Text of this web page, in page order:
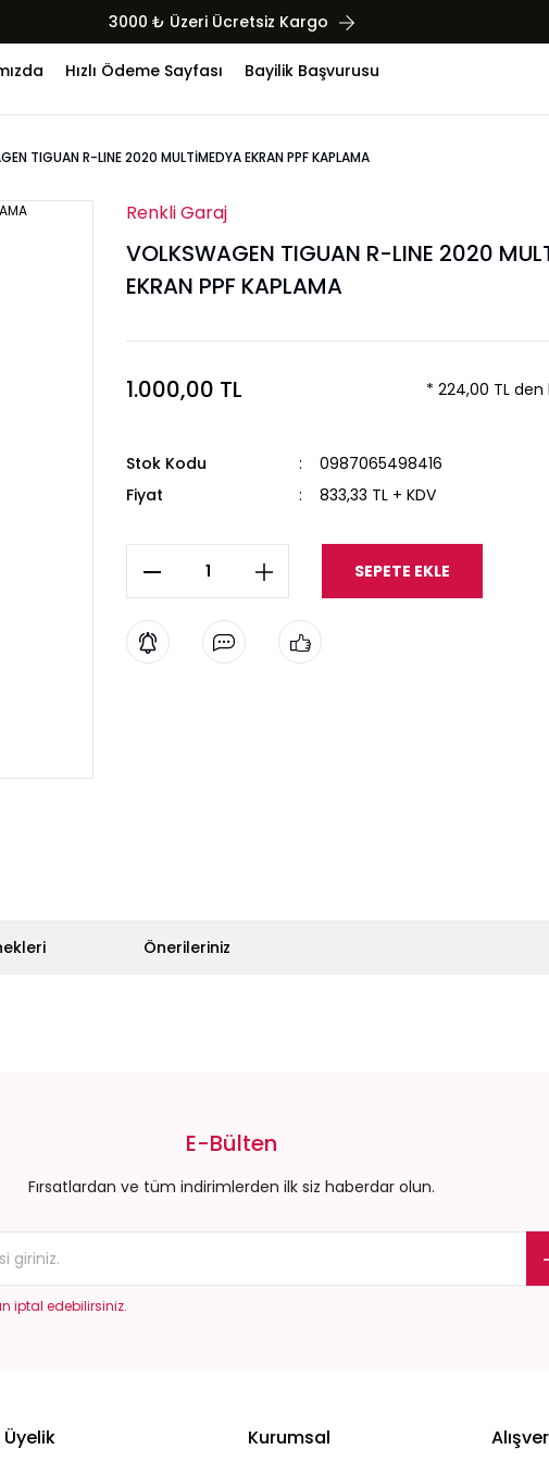
3000 ₺ Üzeri Ücretsiz Kargo
Hızlı Ödeme Sayfası Bayilik Başvurusu
TIGUAN R-LINE 2020 MULTİMEDYA EKRAN PPF KAPLAMA
Renkli Garaj
VOLKSWAGEN TIGUAN R-LINE 2020
EKRAN PPF KAPLAMA
1.000,00 TL * 224,00 TL
Stok Kodu
0987065498416
Fiyat
833,33 TL + KDV
SEPETE EKLE
Önerileriniz
Yorum Yaz
E-Bülten
Fırsatlardan ve tüm indirimlerden ilk siz haberdar olun.
iptal edebilirsiniz.
Üyelik Kurumsal